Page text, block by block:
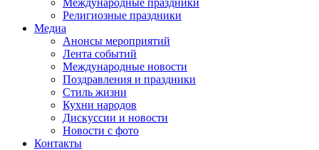
Международные праздники
Религиозные праздники
Медиа
Анонсы мероприятий
Лента событий
Международные новости
Поздравления и праздники
Cтиль жизни
Кухни народов
Дискуссии и новости
Новости с фото
Контакты